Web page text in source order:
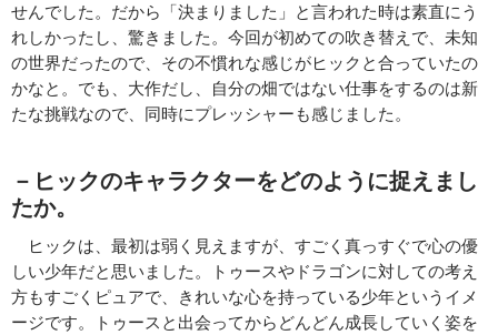
せんでした。だから「決まりました」と言われた時は素直にう
れしかったし、驚きました。今回が初めての吹き替えで、未知
の世界だったので、その不慣れな感じがヒックと合っていたの
かなと。でも、大作だし、自分の畑ではない仕事をするのは新
たな挑戦なので、同時にプレッシャーも感じました。
－ヒックのキャラクターをどのように捉えまし
たか。
ヒックは、最初は弱く見えますが、すごく真っすぐで心の優
しい少年だと思いました。トゥースやドラゴンに対しての考え
方もすごくピュアで、きれいな心を持っている少年というイメ
ージです。トゥースと出会ってからどんどん成長していく姿を